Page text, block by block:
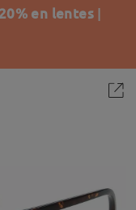
en lentes |